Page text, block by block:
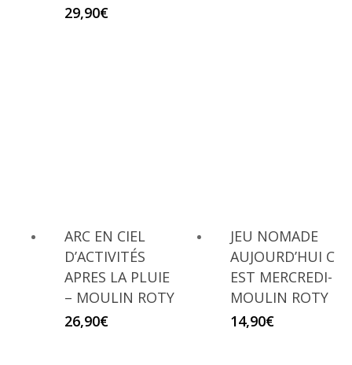
29,90€
ARC EN CIEL
D’ACTIVITÉS
APRES LA PLUIE
– MOULIN ROTY
26,90€
JEU NOMADE
AUJOURD’HUI C
EST MERCREDI-
MOULIN ROTY
14,90€